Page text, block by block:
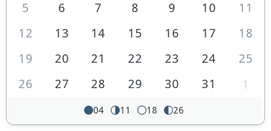
5
6 7 8 9 10
11
12
13 14 15 16 17
18
19
20 21 22 23 24
25
26
27 28 29 30 31 1
04 11 18 26